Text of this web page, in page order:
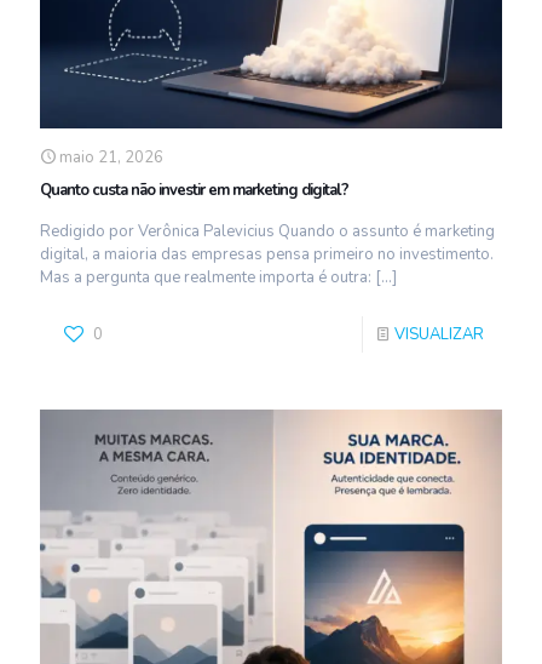
maio 21, 2026
Quanto custa não investir em marketing digital?
Redigido por Verônica Palevicius Quando o assunto é marketing
digital, a maioria das empresas pensa primeiro no investimento.
Mas a pergunta que realmente importa é outra: […]
0 VISUALIZAR